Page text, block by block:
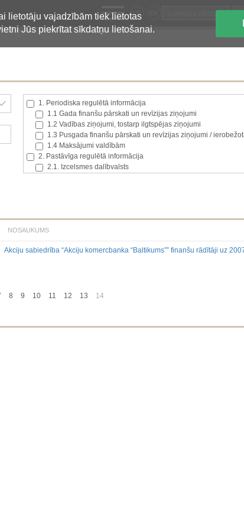
lietotāju vajadzībām tiek lietotas
Jūs piekrītat sīkdatņu lietošanai.
LV
1. Periodiska regulētā informācija
1.1 Gada finanšu pārskati un revīzijas ziņojumi
1.2 Vadības ziņojumi, tostarp ilgtspējas ziņojumi
1.3 Pusgada finanšu pārskati un revīzijas ziņojumi /
1.4 Maksājumi valdībām
2. Pastāvīga regulētā informācija
2.1. Izcelsmes dalībvalsts
2.6. Izmaiņas tiesībās, kas attiecas uz akciju vai vērtspapīru
2.7 Pārvaldītāju darījumi
3.1. Papildu regulētā informācija, kas ir jāatklāj saskaņā ar
Informācija par akcionāru sapulcēm
Citi
NOSAUKUMS
Akciju sabiedrība “Akciju komercbanka “Baltikums”” finanšu rādītāji uz
8 9 10 11 12 13 14